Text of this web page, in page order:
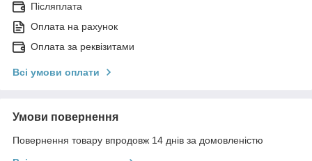
Післяплата
Оплата на рахунок
Оплата за реквізитами
Всі умови оплати
Умови повернення
Повернення товару впродовж 14 днів за домовленістю